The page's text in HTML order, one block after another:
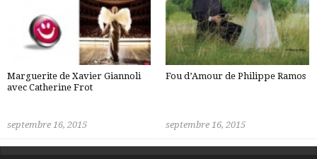
Marguerite de Xavier Giannoli
avec Catherine Frot
septembre 16, 2015
Fou d’Amour de Philippe Ramos
septembre 16, 2015